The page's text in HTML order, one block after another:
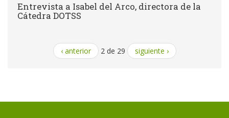
Entrevista a Isabel del Arco, directora de la
Cátedra DOTSS
‹ anterior 2 de 29 siguiente ›